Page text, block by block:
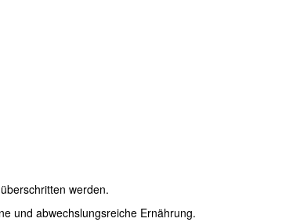
werden.
und abwechslungsreiche Ernährung.